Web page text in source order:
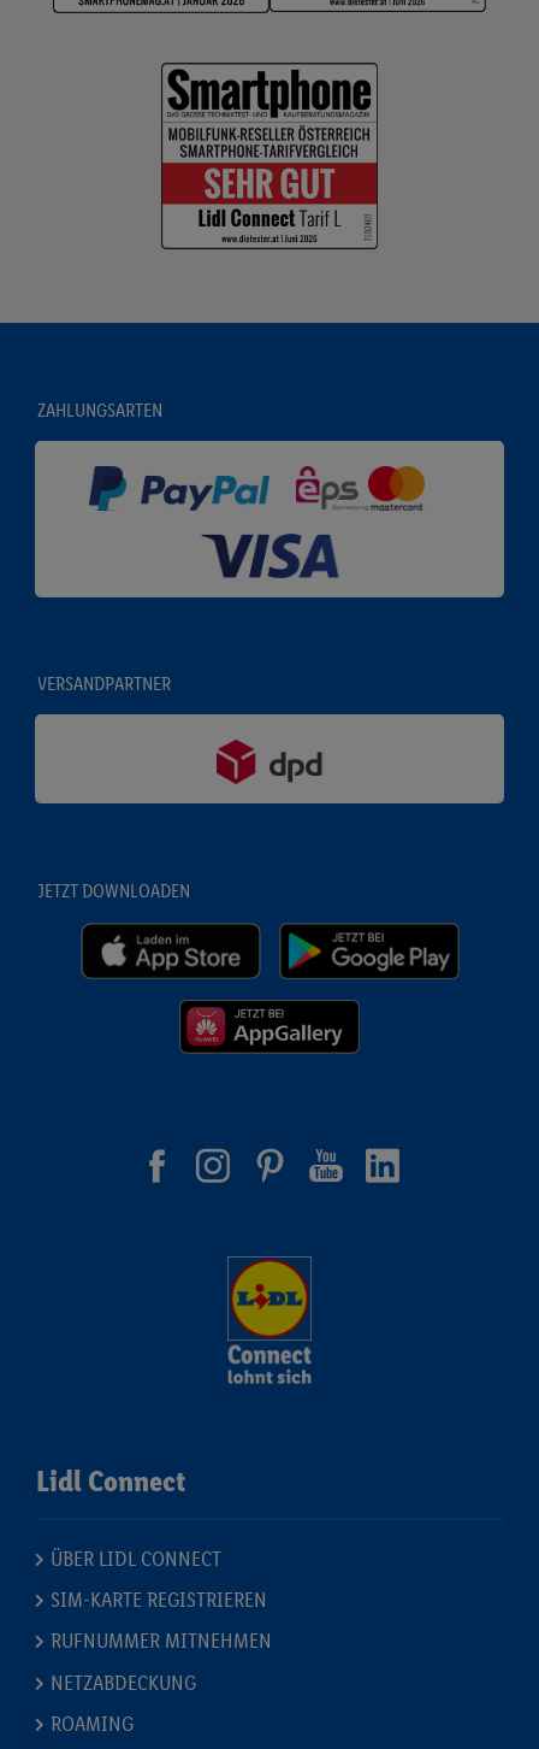
ZAHLUNGSARTEN
VERSANDPARTNER
JETZT DOWNLOADEN
Lidl Connect
ÜBER LIDL CONNECT
SIM-KARTE REGISTRIEREN
RUFNUMMER MITNEHMEN
NETZABDECKUNG
ROAMING